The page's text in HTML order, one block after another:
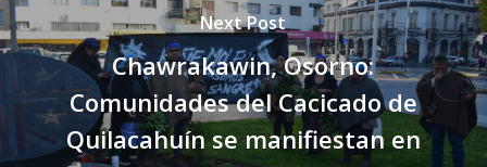
Next Post
Chawrakawin, Osorno:
Comunidades del Cacicado de
Quilacahuín se manifiestan en